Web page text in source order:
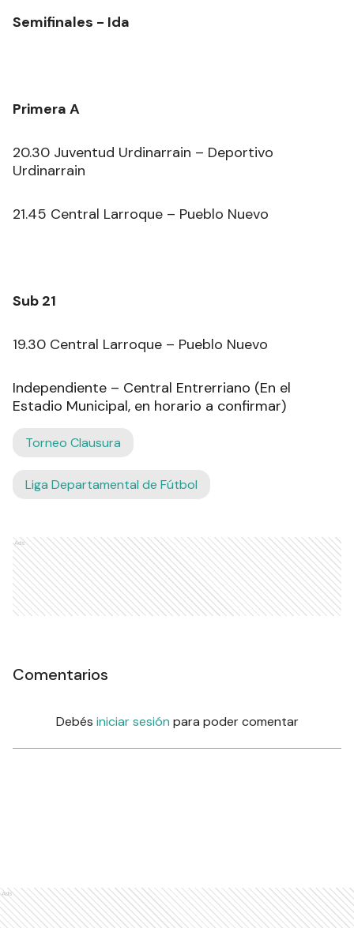
Semifinales - Ida
Primera A
20.30 Juventud Urdinarrain – Deportivo
Urdinarrain
21.45 Central Larroque – Pueblo Nuevo
Sub 21
19.30 Central Larroque – Pueblo Nuevo
Independiente – Central Entrerriano (En el
Estadio Municipal, en horario a confirmar)
Torneo Clausura
Liga Departamental de Fútbol
Ads
Comentarios
Debés iniciar sesión para poder comentar
Ads